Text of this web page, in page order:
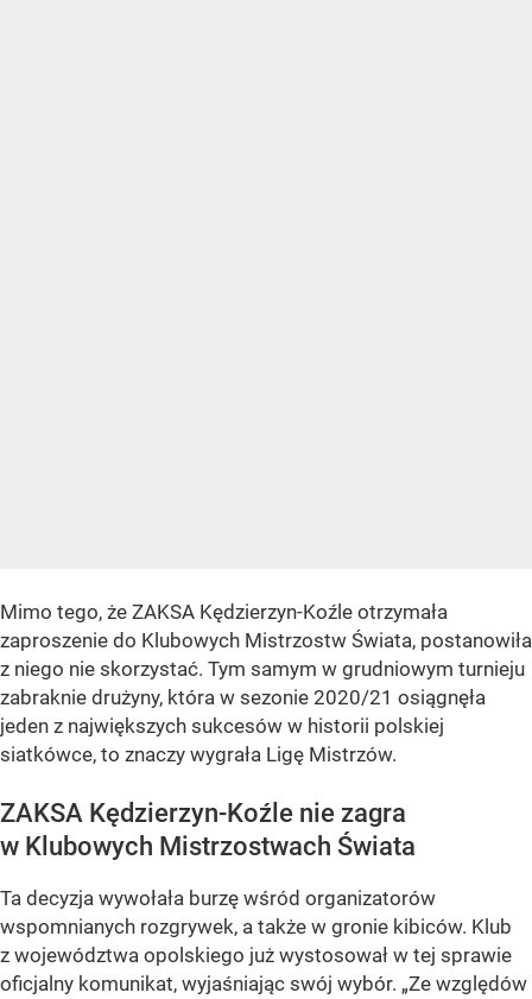
Mimo tego, że ZAKSA Kędzierzyn-Koźle otrzymała
zaproszenie do Klubowych Mistrzostw Świata, postanowiła
z niego nie skorzystać. Tym samym w grudniowym turnieju
zabraknie drużyny, która w sezonie 2020/21 osiągnęła
jeden z największych sukcesów w historii polskiej
siatkówce, to znaczy wygrała Ligę Mistrzów.
ZAKSA Kędzierzyn-Koźle nie zagra
w Klubowych Mistrzostwach Świata
Ta decyzja wywołała burzę wśród organizatorów
wspomnianych rozgrywek, a także w gronie kibiców. Klub
z województwa opolskiego już wystosował w tej sprawie
oficjalny komunikat, wyjaśniając swój wybór. „Ze względów